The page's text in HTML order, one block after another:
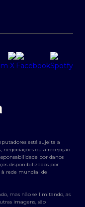
está sujeita a
negociações ou a recepção
por danos
disponibilizados por
à rede mundial de
mas não se limitando, as
imagens, são